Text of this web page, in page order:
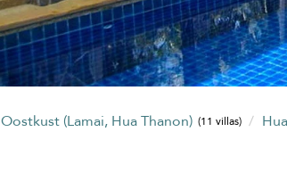
Oostkust (Lamai, Hua Thanon) (11 villas)